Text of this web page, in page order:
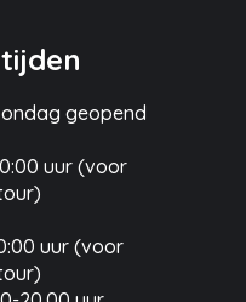
geopend
uur (voor
uur (voor